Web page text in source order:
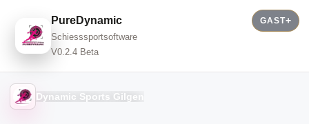
PureDynamic
Schiesssportsoftware
V0.2.4 Beta
GAST
Dynamic Sports Gilgen